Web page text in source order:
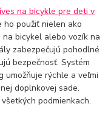
na bicykle pre deti v
ho použiť nielen ako
bicykel alebo vozík na
zabezpečujú pohodlné
bezpečnosť. Systém
umožňuje rýchle a veľmi
doplnkovej sade.
podmienkach.